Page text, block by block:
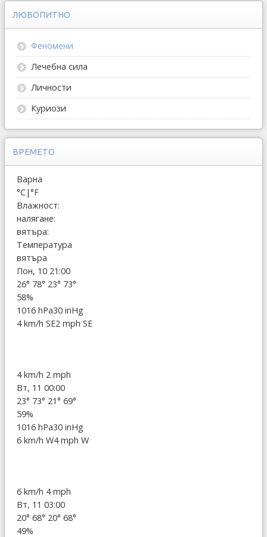
ЛЮБОПИТНО
Феномени
Лечебна сила
Личности
Куриози
ВРЕМЕТО
Варна
°C|°F
Влажност:
налягане:
вятъра:
Температура
вятъра
Пон, 10 21:00
26° 78° 23° 73°
58%
1016 hPa30 inHg
4 km/h SE2 mph SE
4 km/h 2 mph
Вт, 11 00:00
23° 73° 21° 69°
59%
1016 hPa30 inHg
6 km/h W4 mph W
6 km/h 4 mph
Вт, 11 03:00
20° 68° 20° 68°
49%